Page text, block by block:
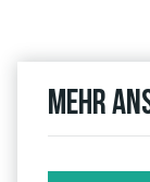
Mehr